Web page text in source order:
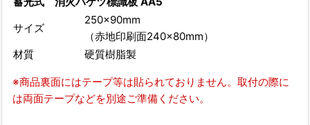
サイズ
250×90mm
（赤地印刷面240×80mm）
材質
硬質樹脂製
※商品裏面にはテープ等は貼られておりません。取付の際に
は両面テープなどを別途ご準備ください。